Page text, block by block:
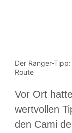
Der Ranger-
Route
Vor Ort
wertvollen
den Cami